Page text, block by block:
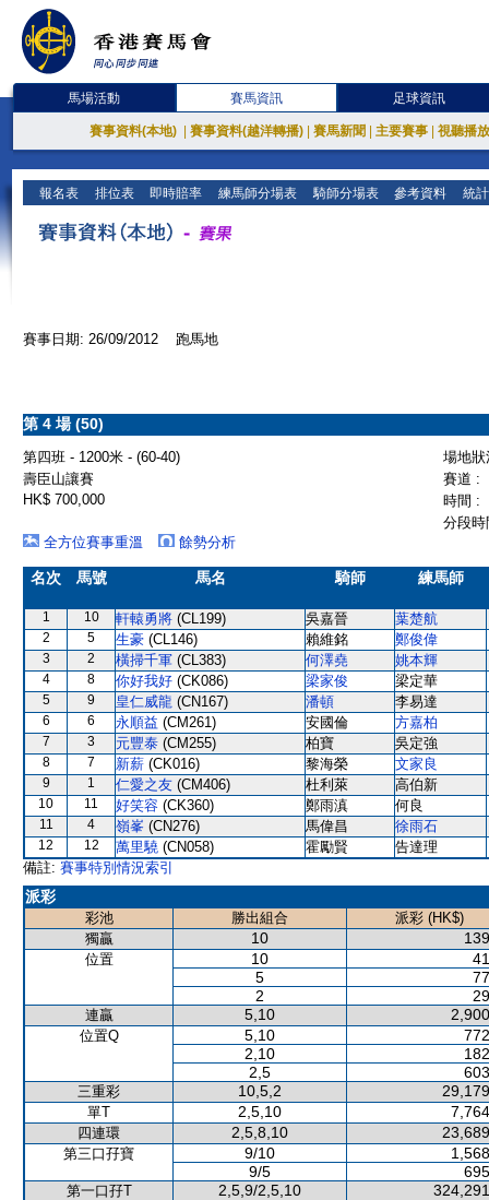
馬場活動 賽馬資訊 足球資訊
賽事資料(本地) 賽事資料(越洋轉播) 賽馬新聞 主要賽事 視聽播
報名表 排位表 即時賠率 練馬師分場表 騎師分場表 參考資料 統
賽事日期: 26/09/2012 跑馬地
第 4 場 (50)
第四班 - 1200米 - (60-40)
場地
壽臣山讓賽
賽道 :
HK$ 700,000
時間 :
分段
全方位賽事重溫
餘勢分析
名次 馬號 馬名 騎師 練馬師
1 10 軒轅勇將 (CL199) 吳嘉晉 葉楚航
2 5 生豪 (CL146) 賴維銘 鄭俊偉
3 2 橫掃千軍 (CL383) 何澤堯 姚本輝
4 8 你好我好 (CK086) 梁家俊 梁定華
5 9 皇仁威龍 (CN167) 潘頓 李易達
6 6 永順益 (CM261) 安國倫 方嘉柏
7 3 元豐泰 (CM255) 柏寶 吳定強
8 7 新薪 (CK016) 黎海榮 文家良
9 1 仁愛之友 (CM406) 杜利萊 高伯新
10 11 好笑容 (CK360) 鄭雨滇 何良
11 4 嶺峯 (CN276) 馬偉昌 徐雨石
12 12 萬里驍 (CN058) 霍勵賢
告達理
備註: 賽事特別情況索引
派彩
彩池 勝出組合
派彩 (HK$)
獨贏
10
位置 10
5
2
連贏 5,10
位置Q 5,10
2,10
2,5
三重彩 10,5,2
單T 2,5,10
四連環 2,5,8,10
第三口孖寶 9/10
9/5
第一口孖T 2,5,9/2,5,10